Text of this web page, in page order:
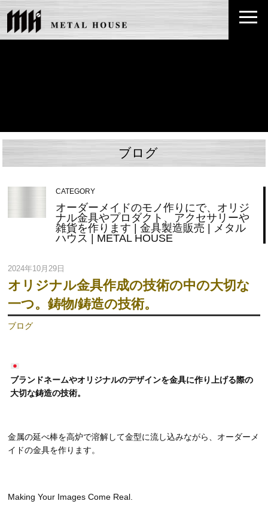
ブログ
CATEGORY
オーダーメイドのモノ作りにで、オリジ
ナル金具やプロダクト、アクセサリーや
雑貨を作ります | 金具製造販売 | メタル
ハウス | METAL HOUSE
2024年10月29日
オリジナル金具作成の技術の中の大切な
一つ。鋳物/鋳造の技術。
ブログ
ブランドネームやオリジナルのデザインを金具に作り上げる際の
大切な鋳造の技術。
金属の延べ棒を高炉で溶解して金型に流し込みながら、オーダーメ
イドの金具を作ります。
Making Your Images Come Real.